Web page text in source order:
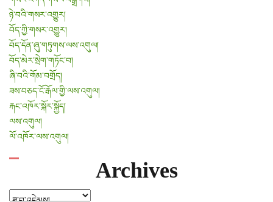
ཉེ་བའི་གསར་འགྱུར།
བོད་ཀྱི་གསར་འགྱུར།
བོད་དོན་ཞུ་གཏུགས་ལས་འགུལ།
བོད་མེར་སྲེག་གཏོང་བ།
ཞི་བའི་གོམ་བགྲོད།
ཟས་བཅད་ངོ་རྒོལ་གྱི་ལས་འགུལ།
རྐང་འཁོར་སྐོར་སྐྱོད།
ལས་འགུལ།
ལོ་འཁོར་ལས་འགུལ།
Archives
Archives